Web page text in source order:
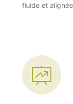
fluide et